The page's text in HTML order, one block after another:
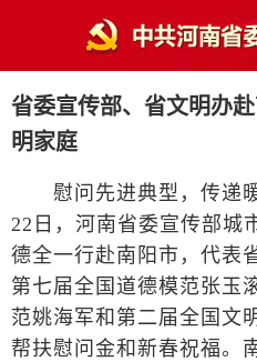
省委宣传部、省文明办
明家庭
慰问先进典型，传递
22日，河南省委宣传部城
德全一行赴南阳市，代表
第七届全国道德模范张玉
范姚海军和第二届全国文
帮扶慰问金和新春祝福。